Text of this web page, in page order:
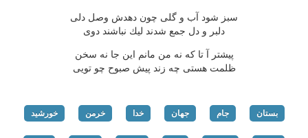
سبز شود آب و گلی چون دهدش وصل دلی
دلبر و دل جمع شدند لیك نباشند دوی
پیشتر آ تا كه نه من مانم این جا نه سخن
ظلمت هستی چه زند پیش صبوح چو تویی
بستان جام جهان خدا خرمن خورشید